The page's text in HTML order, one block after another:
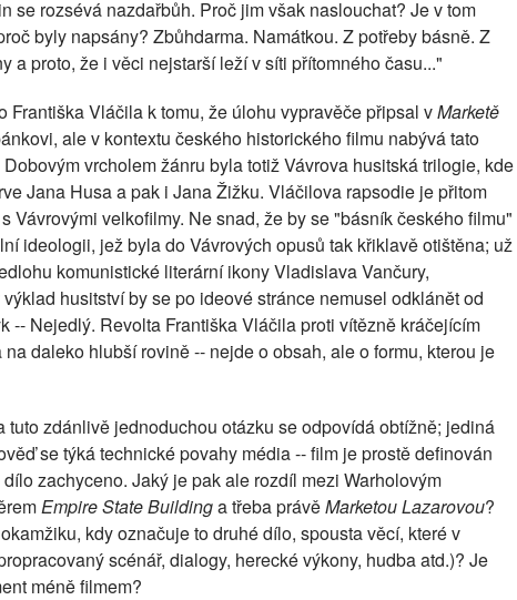
se rozsévá nazdařbůh. Proč jim však naslouchat? Je v tom
byly napsány? Zbůhdarma. Namátkou. Z potřeby básně. Z
a proto, že i věci nejstarší leží v síti přítomného času..."
Františka Vláčila k tomu, že úlohu vypravěče připsal vMarketě
ale v kontextu českého historického filmu nabývá tato
vrcholem žánru byla totiž Vávrova husitská trilogie, kde
Jana Husa a pak i Jana Žižku. Vláčilova rapsodie je přitom
Vávrovými velkofilmy. Ne snad, že by se "básník českého filmu"
ideologii, jež byla do Vávrových opusů tak křiklavě otištěna; už
komunistické literární ikony Vladislava Vančury,
husitství by se po ideové stránce nemusel odklánět od
-- Nejedlý. Revolta Františka Vláčila proti vítězně kráčejícím
daleko hlubší rovině -- nejde o obsah, ale o formu, kterou je
tuto zdánlivě jednoduchou otázku se odpovídá obtížně; jediná
se týká technické povahy média -- film je prostě definován
zachyceno. Jaký je pak ale rozdíl mezi Warholovým
Empire State Buildinga třeba právěMarketou Lazarovou?
kdy označuje to druhé dílo, spousta věcí, které v
scénář, dialogy, herecké výkony, hudba atd.)? Je
méně filmem?